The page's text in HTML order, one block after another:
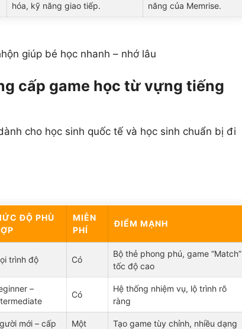
hóa, kỹ năng giao tiếp.
năng của Memrise.
giúp bé học nhanh – nhớ lâu
cấp game học từ vựng tiếng
cho học sinh quốc tế và học sinh chuẩn bị đi
ĐỘ PHÙ
MIỄN
PHÍ
ĐIỂM MẠNH
trình độ Có
Bộ thẻ phong phú, game “Match”
tốc độ cao
–
Có
Hệ thống nhiệm vụ, lộ trình rõ
ràng
mới – cấp
Một
Tạo game tùy chỉnh, nhiều dạng